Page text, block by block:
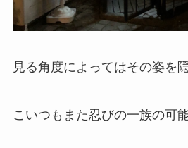
見る角度によってはその姿を
こいつもまた忍びの一族の可